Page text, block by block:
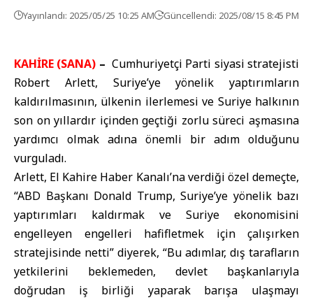
Yayınlandı: 2025/05/25 10:25 AM Güncellendi: 2025/08/15 8:45 PM
KAHİRE (SANA) – Cumhuriyetçi Parti siyasi stratejisti
Robert Arlett, Suriye’ye yönelik yaptırımların
kaldırılmasının, ülkenin ilerlemesi ve Suriye halkının
son on yıllardır içinden geçtiği zorlu süreci aşmasına
yardımcı olmak adına önemli bir adım olduğunu
vurguladı.
Arlett, El Kahire Haber Kanalı’na verdiği özel demeçte,
“ABD Başkanı Donald Trump, Suriye’ye yönelik bazı
yaptırımları kaldırmak ve Suriye ekonomisini
engelleyen engelleri hafifletmek için çalışırken
stratejisinde netti” diyerek, “Bu adımlar, dış tarafların
yetkilerini beklemeden, devlet başkanlarıyla
doğrudan iş birliği yaparak barışa ulaşmayı